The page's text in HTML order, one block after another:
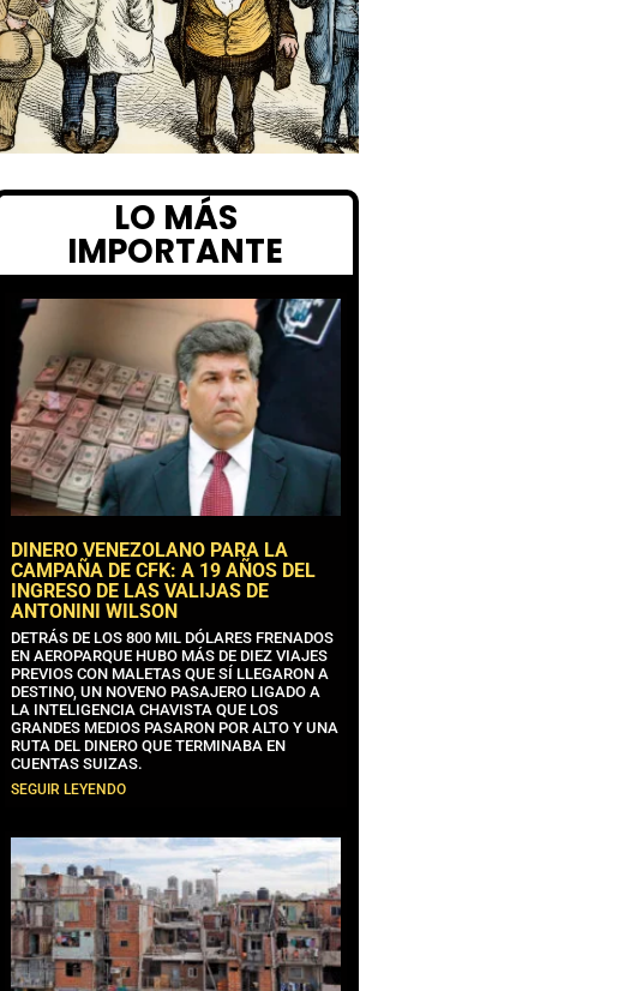
LO MÁS
IMPORTANTE
DINERO VENEZOLANO PARA LA
CAMPAÑA DE CFK: A 19 AÑOS DEL
INGRESO DE LAS VALIJAS DE
ANTONINI WILSON
DETRÁS DE LOS 800 MIL DÓLARES FRENADOS
EN AEROPARQUE HUBO MÁS DE DIEZ VIAJES
PREVIOS CON MALETAS QUE SÍ LLEGARON A
DESTINO, UN NOVENO PASAJERO LIGADO A
LA INTELIGENCIA CHAVISTA QUE LOS
GRANDES MEDIOS PASARON POR ALTO Y UNA
RUTA DEL DINERO QUE TERMINABA EN
CUENTAS SUIZAS.
SEGUIR LEYENDO